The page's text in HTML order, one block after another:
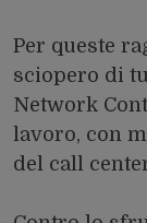
Per queste
sciopero di
Network
lavoro, con
del call